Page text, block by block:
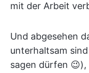
mit der Arbeit
Und abgesehen
unterhaltsam
sagen dürfen